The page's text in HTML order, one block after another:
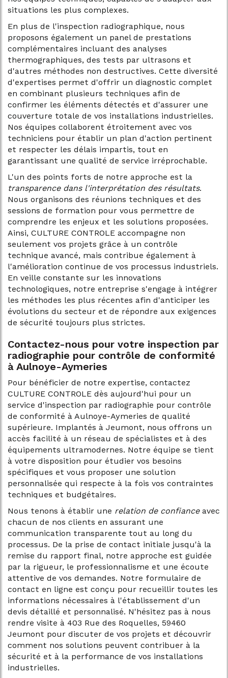
situations les plus complexes.
En plus de l'inspection radiographique, nous
proposons également un panel de prestations
complémentaires incluant des analyses
thermographiques, des tests par ultrasons et
d'autres méthodes non destructives. Cette diversité
d'expertises permet d'offrir un diagnostic complet
en combinant plusieurs techniques afin de
confirmer les éléments détectés et d'assurer une
couverture totale de vos installations industrielles.
Nos équipes collaborent étroitement avec vos
techniciens pour établir un plan d'action pertinent
et respecter les délais impartis, tout en
garantissant une qualité de service irréprochable.
L'un des points forts de notre approche est la
transparence dans l'interprétation des résultats.
Nous organisons des réunions techniques et des
sessions de formation pour vous permettre de
comprendre les enjeux et les solutions proposées.
Ainsi, CULTURE CONTROLE accompagne non
seulement vos projets grâce à un contrôle
technique avancé, mais contribue également à
l'amélioration continue de vos processus industriels.
En veille constante sur les innovations
technologiques, notre entreprise s'engage à intégrer
les méthodes les plus récentes afin d'anticiper les
évolutions du secteur et de répondre aux exigences
de sécurité toujours plus strictes.
Contactez-nous pour votre inspection par
radiographie pour contrôle de conformité
à Aulnoye-Aymeries
Pour bénéficier de notre expertise, contactez
CULTURE CONTROLE dès aujourd'hui pour un
service d'inspection par radiographie pour contrôle
de conformité à Aulnoye-Aymeries de qualité
supérieure. Implantés à Jeumont, nous offrons un
accès facilité à un réseau de spécialistes et à des
équipements ultramodernes. Notre équipe se tient
à votre disposition pour étudier vos besoins
spécifiques et vous proposer une solution
personnalisée qui respecte à la fois vos contraintes
techniques et budgétaires.
Nous tenons à établir une relation de confianceavec
chacun de nos clients en assurant une
communication transparente tout au long du
processus. De la prise de contact initiale jusqu'à la
remise du rapport final, notre approche est guidée
par la rigueur, le professionnalisme et une écoute
attentive de vos demandes. Notre formulaire de
contact en ligne est conçu pour recueillir toutes les
informations nécessaires à l'établissement d'un
devis détaillé et personnalisé. N'hésitez pas à nous
rendre visite à 403 Rue des Roquelles, 59460
Jeumont pour discuter de vos projets et découvrir
comment nos solutions peuvent contribuer à la
sécurité et à la performance de vos installations
industrielles.